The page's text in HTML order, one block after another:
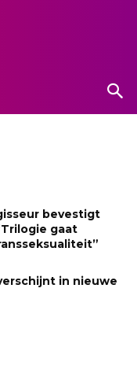
bevestigt
gaat
in nieuwe